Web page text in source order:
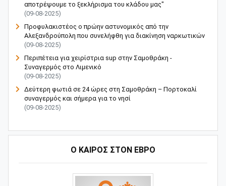
αποτρέψουμε το ξεκλήρισμα του κλάδου μας"
(09-08-2025)
Προφυλακιστέος ο πρώην αστυνομικός από την
Αλεξανδρούπολη που συνελήφθη για διακίνηση ναρκωτικών
(09-08-2025)
Περιπέτεια για χειρίστρια sup στην Σαμοθράκη -
Συναγερμός στο Λιμενικό
(09-08-2025)
Δεύτερη φωτιά σε 24 ώρες στη Σαμοθράκη – Πορτοκαλί
συναγερμός και σήμερα για το νησί
(09-08-2025)
Ο ΚΑΙΡΟΣ ΣΤΟΝ ΕΒΡΟ